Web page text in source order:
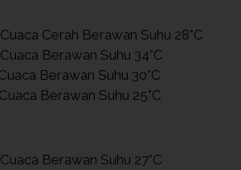
Cerah Berawan Suhu 28°C
Berawan Suhu 34°C
Berawan Suhu 30°C
Berawan Suhu 25°C
Berawan Suhu 27°C